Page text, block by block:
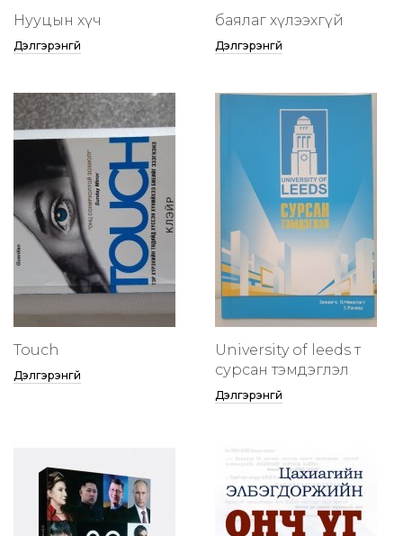
Нууцын хүч
Дэлгэрэнгүй
баялаг хүлээхгүй
Дэлгэрэнгүй
Touch
Дэлгэрэнгүй
University of leeds т
сурсан тэмдэглэл
Дэлгэрэнгүй